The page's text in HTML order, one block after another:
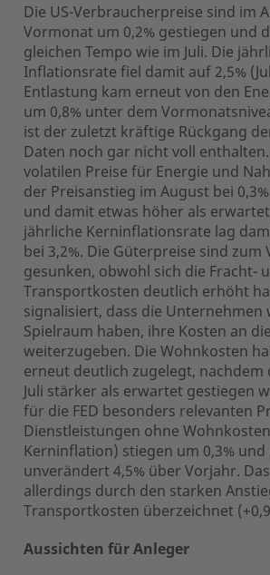
Die US-Verbraucherpreise sind im
Vormonat um 0,2% gestiegen und
gleichen Tempo wie im Juli. Die
Inflationsrate fiel damit auf 2,5%
Entlastung kam erneut von den
um 0,8% unter dem
ist der zuletzt kräftige Rückgang
Daten noch gar nicht voll
volatilen Preise für Energie und
der Preisanstieg im August bei
und damit etwas höher als erwartet
jährliche Kerninflationsrate lag
bei 3,2%. Die Güterpreise sind
gesunken, obwohl sich die Fracht-
Transportkosten deutlich erhöht
signalisiert, dass die Unternehmen
Spielraum haben, ihre Kosten an
weiterzugeben. Die Wohnkosten
erneut deutlich zugelegt, nachdem
Juli stärker als erwartet gestiegen
für die FED besonders relevanten
Dienstleistungen ohne
Kerninflation) stiegen um 0,3% und
unverändert 4,5% über Vorjahr.
allerdings durch den starken
Transportkosten überzeichnet
Aussichten für Anleger